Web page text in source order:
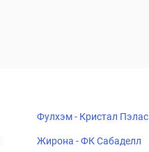
Фулхэм - Кристал Пэлас
Жирона - ФК Сабаделл